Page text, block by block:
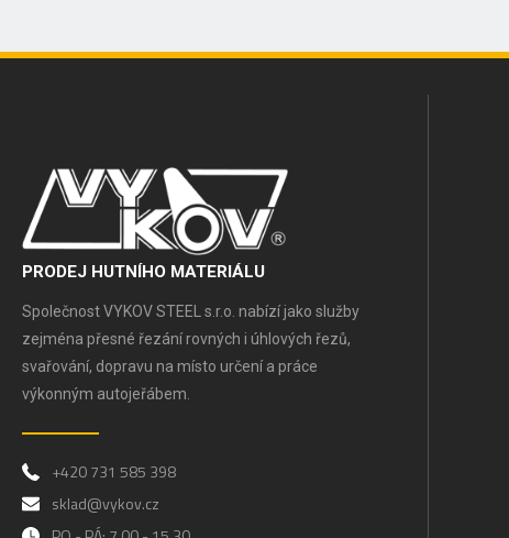
PRODEJ HUTNÍHO MATERIÁLU
Společnost VYKOV STEEL s.r.o. nabízí jako služby
zejména přesné řezání rovných i úhlových řezů,
svařování, dopravu na místo určení a práce
výkonným autojeřábem.
+420 731 585 398
sklad@vykov.cz